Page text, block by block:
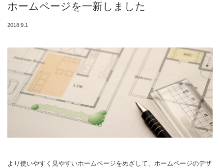
ホームページを一新しました
2018.9.1
より使いやすく見やすいホームページをめざして、ホームページのデザ